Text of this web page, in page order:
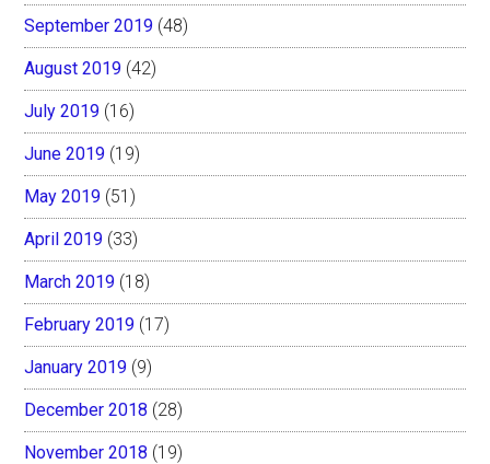
September 2019 (48)
August 2019 (42)
July 2019 (16)
June 2019 (19)
May 2019 (51)
April 2019 (33)
March 2019 (18)
February 2019 (17)
January 2019 (9)
December 2018 (28)
November 2018 (19)